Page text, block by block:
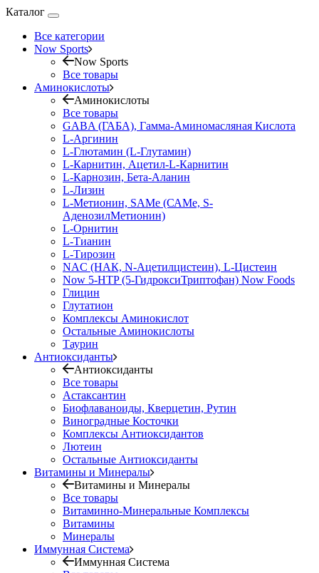
Каталог
Все категории
Now Sports
Now Sports
Все товары
Аминокислоты
Аминокислоты
Все товары
GABA (ГАБА), Гамма-Аминомасляная Кислота
L-Аргинин
L-Глютамин (L-Глутамин)
L-Карнитин, Ацетил-L-Карнитин
L-Карнозин, Бета-Аланин
L-Лизин
L-Метионин, SAMe (САМе, S-
АденозилМетионин)
L-Орнитин
L-Тианин
L-Тирозин
NAC (НАК, N-Ацетилцистеин), L-Цистеин
Now 5-HTP (5-ГидроксиТриптофан) Now Foods
Глицин
Глутатион
Комплексы Аминокислот
Остальные Аминокислоты
Таурин
Антиоксиданты
Антиоксиданты
Все товары
Астаксантин
Биофлаваноиды, Кверцетин, Рутин
Виноградные Косточки
Комплексы Антиоксидантов
Лютеин
Остальные Антиоксиданты
Витамины и Минералы
Витамины и Минералы
Все товары
Витаминно-Минеральные Комплексы
Витамины
Минералы
Иммунная Система
Иммунная Система